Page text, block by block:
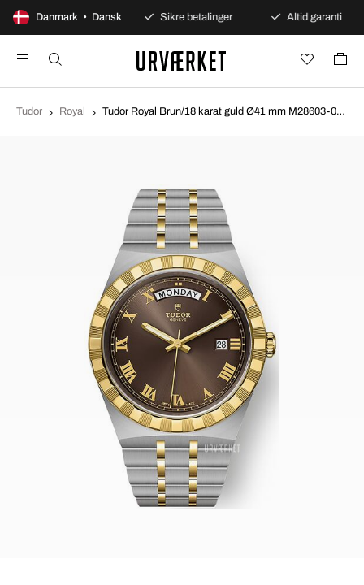
Danmark • Dansk
100 dages åbent køb Sikre betalinger Altid garanti
Tudor Royal Tudor Royal Brun/18 karat guld Ø41 mm M28603-0007